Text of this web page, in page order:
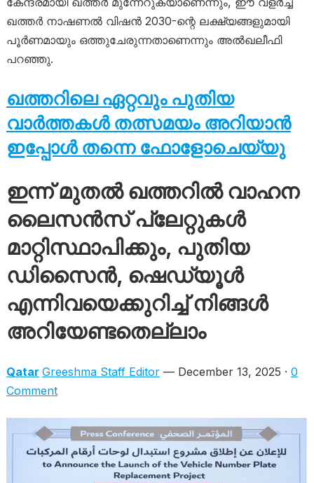
ഖത്തർ നാഷണൽ വിഷൻ 2030-ന്റെ ലക്ഷ്യങ്ങളുമായി
പൂർണമായും ഒത്തുചേരുന്നതാണെന്നും അൽഖലീഫി
പറഞ്ഞു.
ഖത്തറിലെ ഏറ്റവും പുതിയ
വാർത്തകൾ തത്സമയം അറിയാൻ
ഇപ്പോൾ തന്നെ ഫോളോചെയ്യു
ഇന്ന് മുതൽ ഖത്തറിൽ വാഹന
ലൈസൻസ് പ്ലേറ്റുകൾ
മാറ്റിസ്ഥാപിക്കും, പുതിയ
ഡിസൈൻ, ഷെഡ്യൂൾ
എന്നിവയെക്കുറിച്ച് നിങ്ങൾ
അറിയേണ്ടതെല്ലാം
Qatar Greeshma Staff Editor— December 13, 2025 · 0
Comment